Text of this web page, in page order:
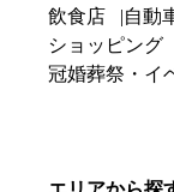
飲食店
自動
ショッピング
冠婚葬祭・イ